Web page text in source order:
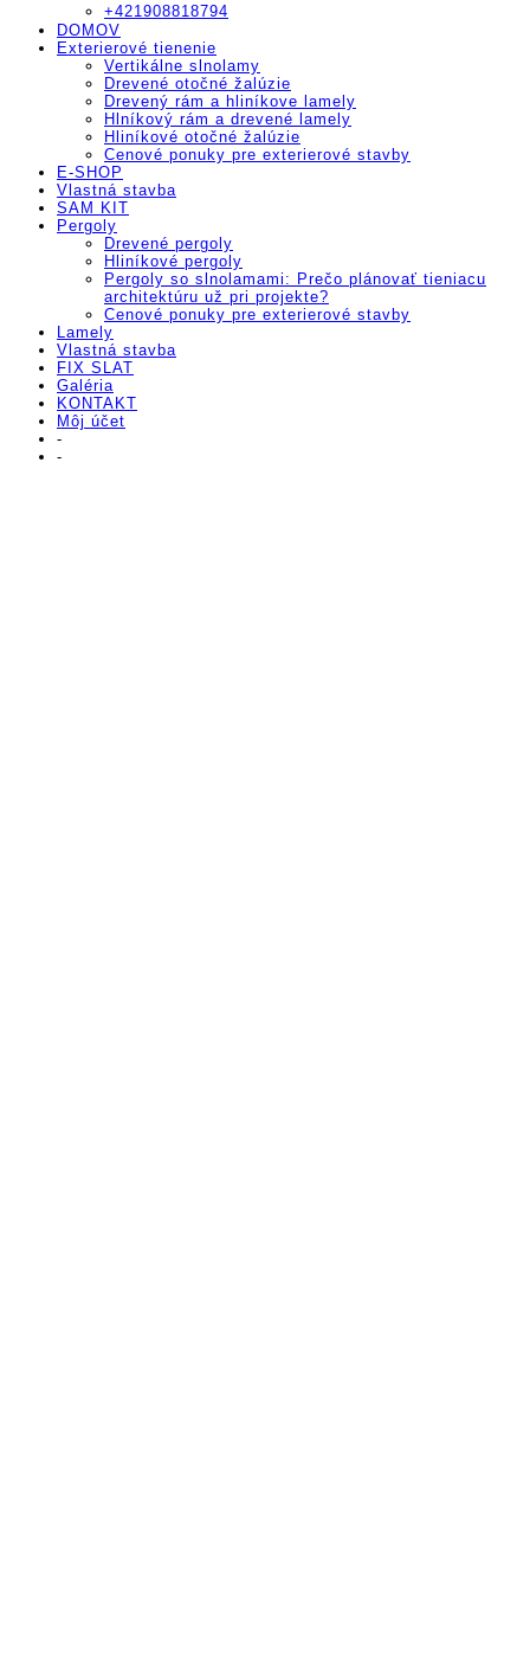
+421908818794
DOMOV
Exterierové tienenie
Vertikálne slnolamy
Drevené otočné žalúzie
Drevený rám a hliníkove lamely
Hlníkový rám a drevené lamely
Hliníkové otočné žalúzie
Cenové ponuky pre exterierové stavby
E-SHOP
Vlastná stavba
SAM KIT
Pergoly
Drevené pergoly
Hliníkové pergoly
Pergoly so slnolamami: Prečo plánovať tieniacu
architektúru už pri projekte?
Cenové ponuky pre exterierové stavby
Lamely
Vlastná stavba
FIX SLAT
Galéria
KONTAKT
Môj účet
-
-